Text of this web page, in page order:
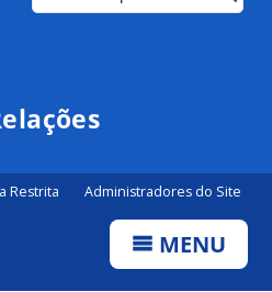
Restrita Administradores do Site
MENU